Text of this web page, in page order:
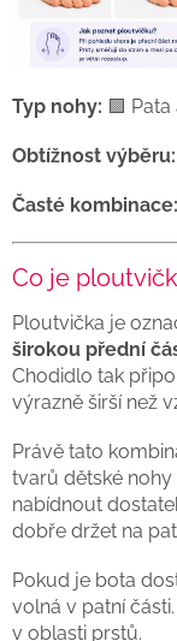
Typ nohy: 🟪
Obtížnost výběru:
Časté kombinace:
Co je
Ploutvička je
širokou přední
Chodidlo tak
výrazně širší než
Právě tato
tvarů dětské
nabídnout
dobře držet na
Pokud je bota
volná v patní
v oblasti prstů.